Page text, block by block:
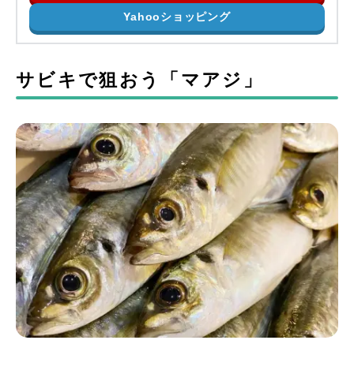
Yahooショッピング
サビキで狙おう「マアジ」